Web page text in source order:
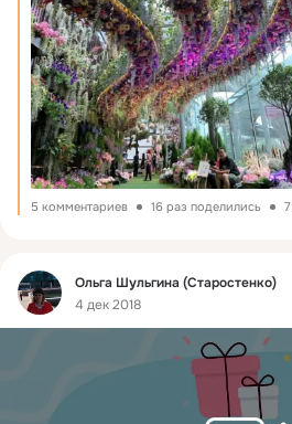
5 комментариев 16 раз поделились
Фид
Ольга Шульгина (Старостенко)
4 дек 2018